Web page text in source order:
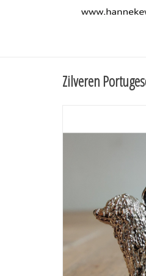
Zilveren